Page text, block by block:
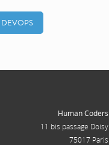
Human Coders
11 bis passage Doisy
75017 Paris